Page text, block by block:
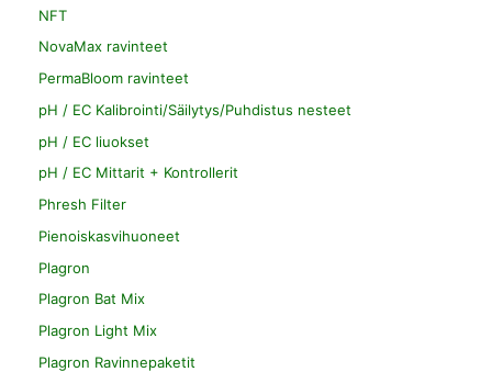
NFT
NovaMax ravinteet
PermaBloom ravinteet
pH / EC Kalibrointi/Säilytys/Puhdistus nesteet
pH / EC liuokset
pH / EC Mittarit + Kontrollerit
Phresh Filter
Pienoiskasvihuoneet
Plagron
Plagron Bat Mix
Plagron Light Mix
Plagron Ravinnepaketit